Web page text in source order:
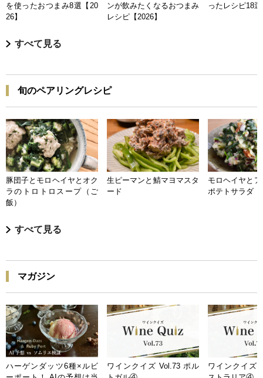
を使ったおつまみ8選【20
26】
ンが飲みたくなるおつまみ
レシピ【2026】
ったレシピ18
すべて見る
旬のペアリングレシピ
豚団子とモロヘイヤとオク
ラのトロトロスープ（ご
飯）
生ピーマンと鯖マヨマスタ
ード
モロヘイヤと
ポテトサラダ
すべて見る
マガジン
ハーゲンダッツ6種×ルビ
ワインクイズ Vol.73 ポル
ワインクイズ